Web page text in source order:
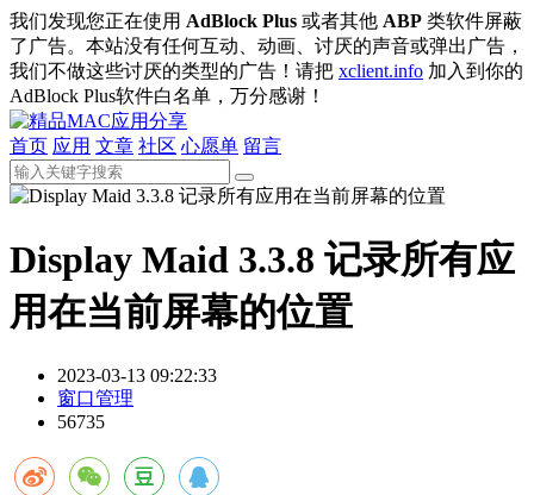
我们发现您正在使用 AdBlock Plus 或者其他 ABP 类软件屏蔽
了广告。本站没有任何互动、动画、讨厌的声音或弹出广告，
我们不做这些讨厌的类型的广告！请把 xclient.info 加入到你的
AdBlock Plus软件白名单，万分感谢！
首页 应用 文章 社区 心愿单 留言
Display Maid 3.3.8 记录所有应
用在当前屏幕的位置
2023-03-13 09:22:33
窗口管理
56735